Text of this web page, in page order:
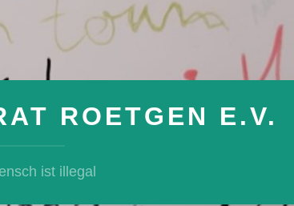
ROETGEN E.V.
ist illegal